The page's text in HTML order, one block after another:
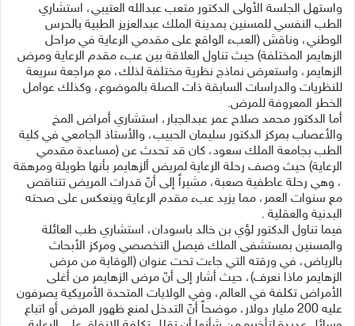
واستهل الجلسة الأولى الدكتور متعب عبدالله العتيبي، استشاري
الطب النفسي للمسنين بمدينة الملك عبدالعزيز الطبية بالحرس
الوطني، وناقش (العبء الواقع على مقدمي الرعاية في مراحل
الزهايمر المختلفة) حيث تناول العلاقة بين عبء مقدم الرعاية ومرض
الزهايمر، واستعرض نماذج نظرية مختلفة لذلك، مع مراجعة سريعة
للنظريات والدراسات السابقة ذات الصلة بالموضوع، وكذلك عوامل
الخطر المعروفة للمرض.
أما الدكتور محمد صلاح عمر عبدالجبار، استشاري أمراض المخ
والأعصاب بمركز الدكتور سليمان الحبيب، والأستاذ الجامعي في كلية
الطب بجامعة الملك سعود، كان قد تحدث عن (مساعدة مقدمي
الرعاية) حيث وصف رحلة الرعاية لمريض ألزهايمر بأنها طويلة ومرهقة
، وهي رحلة عاطفية صعبة، مشيراً إلى أنّ قدرات المريض تتناقص
مع سنوات العمر، مما يزيد عبء مقدم الرعاية وينعكس على صحته
البدنية والعقلية .
فيما تناول الدكتور لؤي بن خالد باسودان، استشاري طب العائلة
والمسنين بمستشفى الملك فيصل التخصصي ومركز الأبحاث
بالرياض، في ورقته التي جاءت تحت عنوان (الوقاية من مرض
الزهايمر ماذا نعرف)، حيث أشار إلى أنّ مرض الزهايمر من أغلى
الأمراض تكلفة في العالم، وفي الولايات المتحدة الأمريكية يصرفون
عليه 200 مليار دولار، موضحاً أنّ التدخل لمنع ظهور المرض أو اتباع